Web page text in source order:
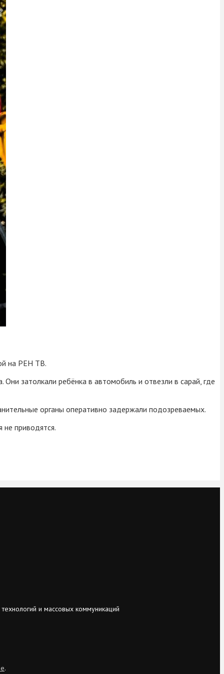
на РЕН ТВ.
затолкали ребёнка в автомобиль и отвезли в сарай, где
органы оперативно задержали подозреваемых.
приводятся.
и массовых коммуникаций
.